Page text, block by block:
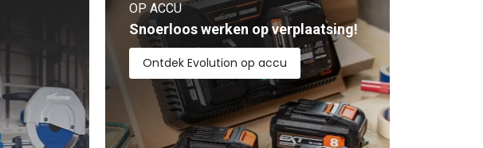
OP ACCU
Snoerloos werken op verplaatsing!
Ontdek Evolution op accu